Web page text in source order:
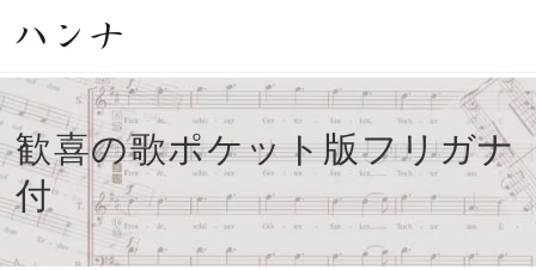
歓喜の歌ポケット版フリガナ
付